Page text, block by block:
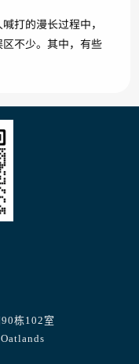
打的漫长过程中，
不少。其中，有些
栋102室